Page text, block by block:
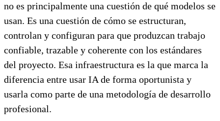
no es principalmente una cuestión de qué modelos se
usan. Es una cuestión de cómo se estructuran,
controlan y configuran para que produzcan trabajo
confiable, trazable y coherente con los estándares
del proyecto. Esa infraestructura es la que marca la
diferencia entre usar IA de forma oportunista y
usarla como parte de una metodología de desarrollo
profesional.